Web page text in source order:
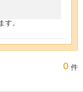
す。
0 件